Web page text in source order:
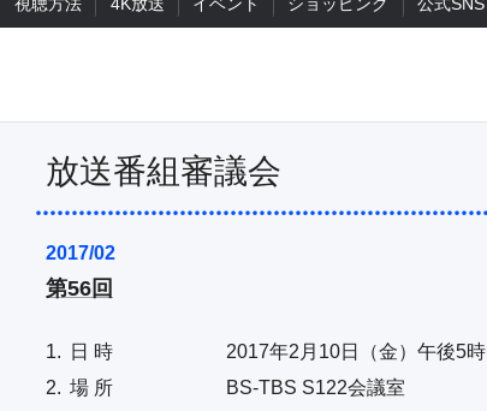
放送番組審議会
第56回
2017/02
1. 日 時
2017年2月10日（金）午後5時
2. 場 所
BS-TBS S122会議室